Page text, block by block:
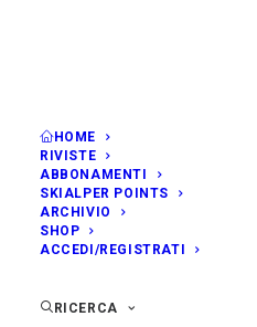
HOME
RIVISTE
ABBONAMENTI
SKIALPER POINTS
ARCHIVIO
SHOP
ACCEDI/REGISTRATI
RICERCA